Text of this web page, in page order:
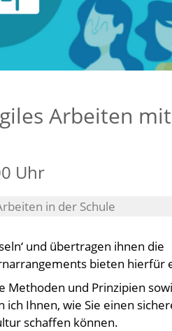
Arbeiten mit
Uhr
in der Schule
und übertragen ihnen die
bieten hierfür
Methoden und Prinzipien
Ihnen, wie Sie einen
schaffen können.